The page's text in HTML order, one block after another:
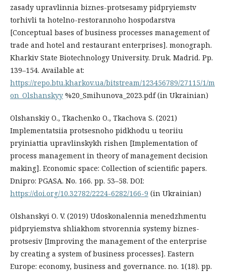
zasady upravlinnia biznes-protsesamy pidpryiemstv
torhivli ta hotelno-restorannoho hospodarstva
[Conceptual bases of business processes management of
trade and hotel and restaurant enterprises]. monograph.
Kharkiv State Biotechnology University. Druk. Madrid. Рр.
139–154. Available at:
https://repo.btu.kharkov.ua/bitstream/123456789/27115/1/m
on_Olshanskyy %20_Smihunova_2023.pdf (in Ukrainian)
Olshanskiy O., Tkachenko O., Tkachova S. (2021)
Implementatsiia protsesnoho pidkhodu u teoriiu
pryiniattia upravlinskykh rishen [Implementation of
process management in theory of management decision
making]. Economic space: Collection of scientific papers.
Dnipro: PGASA. No. 166. pр. 53–58. DOI:
https://doi.org/10.32782/2224-6282/166-9 (in Ukrainian)
Olshanskyi O. V. (2019) Udoskonalennia menedzhmentu
pidpryiemstva shliakhom stvorennia systemy biznes-
protsesiv [Improving the management of the enterprise
by creating a system of business processes]. Eastern
Europe: economy, business and governance. no. 1(18). pр.